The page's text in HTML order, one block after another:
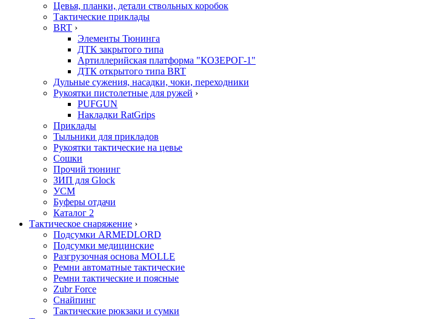
Цевья, планки, детали ствольных коробок
Тактические приклады
BRT ›
Элементы Тюнинга
ДТК закрытого типа
Артиллерийская платформа "КОЗЕРОГ-1"
ДТК открытого типа BRT
Дульные сужения, насадки, чоки, переходники
Рукоятки пистолетные для ружей ›
PUFGUN
Накладки RatGrips
Приклады
Тыльники для прикладов
Рукоятки тактические на цевье
Сошки
Прочий тюнинг
ЗИП для Glock
УСМ
Буферы отдачи
Каталог 2
Тактическое снаряжение ›
Подсумки ARMEDLORD
Подсумки медицинские
Разгрузочная основа MOLLE
Ремни автоматные тактические
Ремни тактические и поясные
Zubr Force
Снайпинг
Тактические рюкзаки и сумки